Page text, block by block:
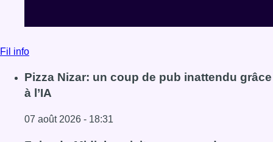
Fil info
Pizza Nizar: un coup de pub inattendu grâce
à l’IA
07 août 2026 - 18:31